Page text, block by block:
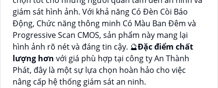
giám sát hình ảnh. Với khả năng Có Ðèn Còi Báo
Động, Chức năng thông minh Có Màu Ban Ðêm và
Progressive Scan CMOS, sản phẩm này mang lại
hình ảnh rõ nét và đáng tin cậy. 🔮Đặc điểm chất
lượng hơn với giá phù hợp tại công ty An Thành
Phát, đây là một sự lựa chọn hoàn hảo cho việc
nâng cấp hệ thống giám sát an ninh.